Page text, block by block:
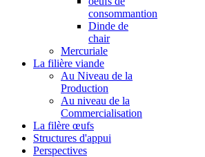
consommantion
Dinde de
chair
Mercuriale
La filière viande
Au Niveau de la
Production
Au niveau de la
Commercialisation
La filère œufs
Structures d'appui
Perspectives